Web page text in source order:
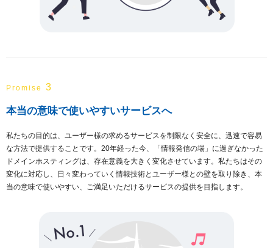
Promise 3
本当の意味で使いやすいサービスへ
私たちの目的は、ユーザー様の求めるサービスを制限なく安全に、迅速で容易
な方法で提供することです。20年経った今、「情報発信の場」に過ぎなかった
ドメインホスティングは、存在意義を大きく変化させています。私たちはその
変化に対応し、日々変わっていく情報技術とユーザー様との壁を取り除き、本
当の意味で使いやすい、ご満足いただけるサービスの提供を目指します。